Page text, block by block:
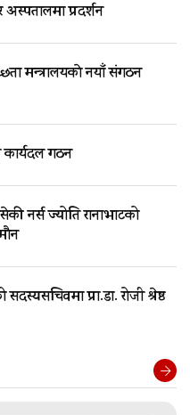
प्रदर्शन
मन्त्रालयकाे नयाँ संगठन
कार्यदल गठन
नर्स ज्योति रानाभाटको
प्रा.डा. रोजी श्रेष्ठ